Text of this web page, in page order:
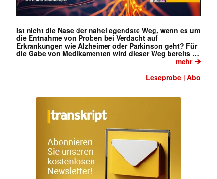
✕
Ist nicht die Nase der naheliegendste Weg, wenn es um
die Entnahme von Proben bei Verdacht auf
Erkrankungen wie Alzheimer oder Parkinson geht? Für
die Gabe von Medikamenten wird dieser Weg bereits …
mehr➔
Leseprobe |Abo